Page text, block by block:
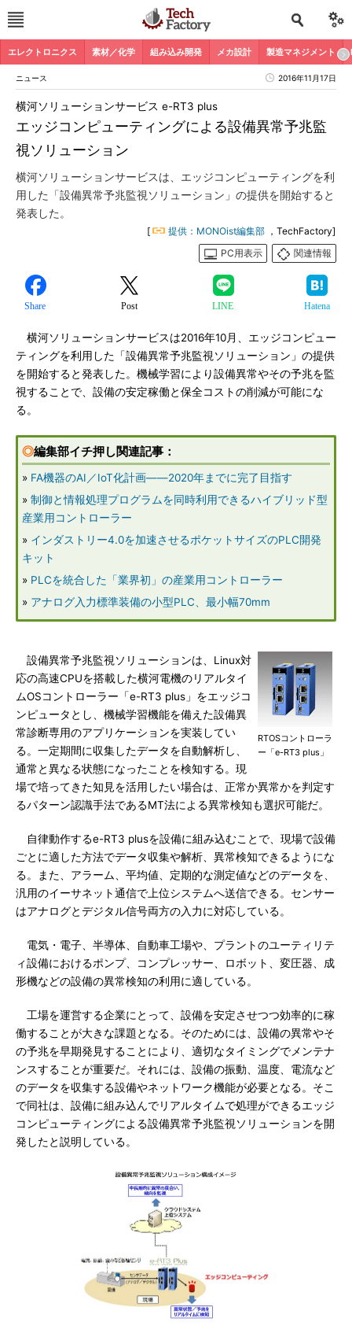
エレクトロニクス 素材／化学 組み込み開発 メカ設計 製造マネジメント
ニュース 2016年11月17日
エッジコンピューティングによる設備異常予兆監
視ソリューション
横河ソリューションサービス e-RT3 plus
横河ソリューションサービスは、エッジコンピューティングを利
用した「設備異常予兆監視ソリューション」の提供を開始すると
発表した。
[ 提供：MONOist編集部 ，TechFactory]
PC用表示
関連情報
Share Post LINE Hatena
横河ソリューションサービスは2016年10月、エッジコンピュー
ティングを利用した「設備異常予兆監視ソリューション」の提供
を開始すると発表した。機械学習により設備異常やその予兆を監
視することで、設備の安定稼働と保全コストの削減が可能にな
る。
◎編集部イチ押し関連記事：
» FA機器のAI／IoT化計画――2020年までに完了目指す
» 制御と情報処理プログラムを同時利用できるハイブリッド型
産業用コントローラー
» インダストリー4.0を加速させるポケットサイズのPLC開発
キット
» PLCを統合した「業界初」の産業用コントローラー
» アナログ入力標準装備の小型PLC、最小幅70mm
RTOSコントローラ
ー「e-RT3 plus」
設備異常予兆監視ソリューションは、Linux対
応の高速CPUを搭載した横河電機のリアルタイ
ムOSコントローラー「e-RT3 plus」をエッジコ
ンピュータとし、機械学習機能を備えた設備異
常診断専用のアプリケーションを実装してい
る。一定期間に収集したデータを自動解析し、
通常と異なる状態になったことを検知する。現
場で培ってきた知見を活用したい場合は、正常か異常かを判定す
るパターン認識手法であるMT法による異常検知も選択可能だ。
自律動作するe-RT3 plusを設備に組み込むことで、現場で設備
ごとに適した方法でデータ収集や解析、異常検知できるようにな
る。また、アラーム、平均値、定期的な測定値などのデータを、
汎用のイーサネット通信で上位システムへ送信できる。センサー
はアナログとデジタル信号両方の入力に対応している。
電気・電子、半導体、自動車工場や、プラントのユーティリテ
ィ設備におけるポンプ、コンプレッサー、ロボット、変圧器、成
形機などの設備の異常検知の利用に適している。
工場を運営する企業にとって、設備を安定させつつ効率的に稼
働することが大きな課題となる。そのためには、設備の異常やそ
の予兆を早期発見することにより、適切なタイミングでメンテナ
ンスすることが重要だ。それには、設備の振動、温度、電流など
のデータを収集する設備やネットワーク機能が必要となる。そこ
で同社は、設備に組み込んでリアルタイムで処理ができるエッジ
コンピューティングによる設備異常予兆監視ソリューションを開
発したと説明している。